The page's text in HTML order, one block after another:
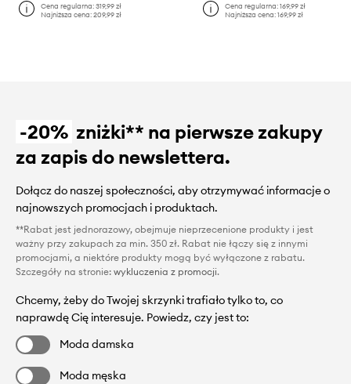
Cena regularna:319,99 zł
Najniższa cena:209,99 zł
Cena regularna: 169,99 zł
Najniższa cena: 169,99 zł
-20% zniżki** na pierwsze zakupy
za zapis do newslettera.
Dołącz do naszej społeczności, aby otrzymywać informacje o
najnowszych promocjach i produktach.
**Rabat jest jednorazowy, obejmuje nieprzecenione produkty i jest
ważny przy zakupach za min. 350 zł. Rabat nie łączy się z innymi
promocjami, a niektóre produkty mogą być wyłączone z rabatu.
Szczegóły na stronie: wykluczenia z promocji.
Chcemy, żeby do Twojej skrzynki trafiało tylko to, co
naprawdę Cię interesuje. Powiedz, czy jest to:
Moda damska
Moda męska